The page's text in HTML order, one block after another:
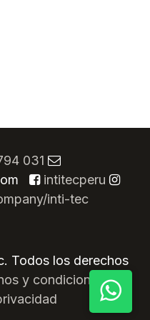
031
intitecperu
inti-tec
Todos los derechos
y condiciones